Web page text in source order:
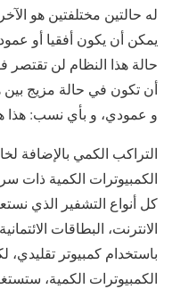
له حالتين مختلفتين هو
يمكن أن يكون أفقيا أو
حالة هذا النظام لن
أن تكون في حالة مزيج بين
و عمودي، و بأي نسب: هذا
التراكب الكمي بالإضافة
الكمبيوترات الكمية ذات
كل أنواع التشفير الذي
الانترنت، البطاقات
باستخدام كمبيوتر
الكمبيوترات الكمية،